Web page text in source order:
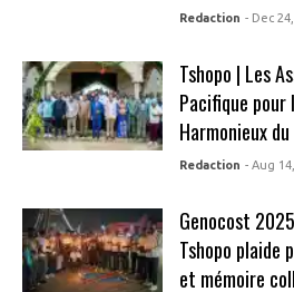
Redaction - Dec
Tshopo | Les
Pacifique pour
Harmonieux
Redaction - Aug
Genocost
Tshopo plaide
et mémoire